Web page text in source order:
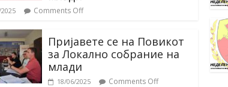
Comments Off
Пријавете се на Повикот
за Локално собрание на
млади
18/06/2025 Comments Off